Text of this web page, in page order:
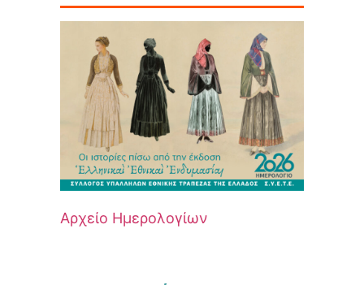
Αρχείο Ημερολογίων